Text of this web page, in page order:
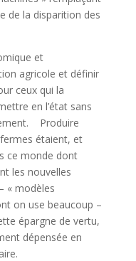
de la disparition des
et
agricole et définir
ceux qui la
en l’état sans
Produire
étaient, et
ce monde dont
les nouvelles
« modèles
on use beaucoup –
épargne de vertu,
dépensée en